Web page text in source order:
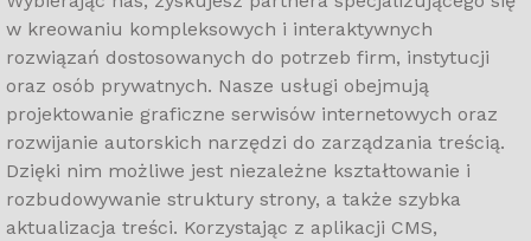
w kreowaniu kompleksowych i interaktywnych
rozwiązań dostosowanych do potrzeb firm, instytucji
oraz osób prywatnych. Nasze usługi obejmują
projektowanie graficzne serwisów internetowych oraz
rozwijanie autorskich narzędzi do zarządzania treścią.
Dzięki nim możliwe jest niezależne kształtowanie i
rozbudowywanie struktury strony, a także szybka
aktualizacja treści. Korzystając z aplikacji CMS,